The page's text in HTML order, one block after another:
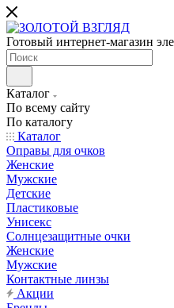
Готовый интернет-магазин
Каталог
По всему сайту
По каталогу
Каталог
Оправы для очков
Женские
Мужские
Детские
Пластиковые
Унисекс
Солнцезащитные очки
Женские
Мужские
Контактные линзы
Акции